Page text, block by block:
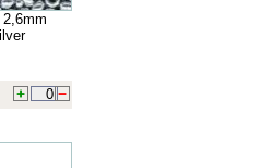
2,6mm